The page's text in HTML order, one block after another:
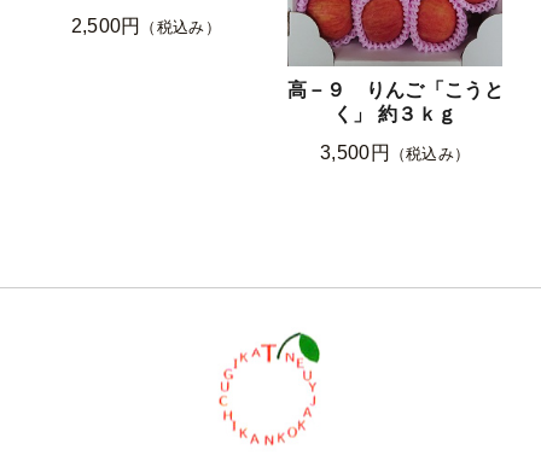
2,500円
（税込み）
高－９ りんご「こうと
く」 約３ｋｇ
3,500円
（税込み）